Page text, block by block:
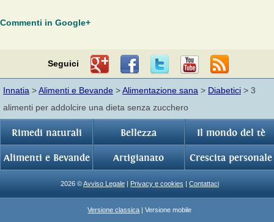
Commenti in Google+
Seguici
Innatia >Alimenti e Bevande >Alimentazione sana > Diabetici > 3
alimenti per addolcire una dieta senza zucchero
Rimedi naturali Bellezza Il mondo del tè
Alimenti e Bevande Artigianato Crescita personale
2026 ©Avviso Legale | Privacy e cookies | Contattaci
Versione classica | Versione mobile